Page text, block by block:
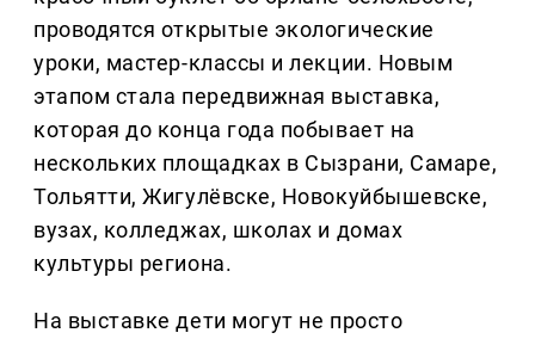
проводятся открытые экологические
уроки, мастер-классы и лекции. Новым
этапом стала передвижная выставка,
которая до конца года побывает на
нескольких площадках в Сызрани, Самаре,
Тольятти, Жигулёвске, Новокуйбышевске,
вузах, колледжах, школах и домах
культуры региона.
На выставке дети могут не просто